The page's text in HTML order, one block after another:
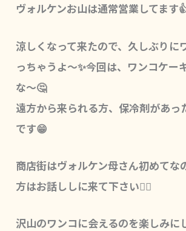
ヴォルケンお山は通常営業してます
涼しくなって来たので、久しぶりに
っちゃうよ〜✨今回は、ワンコケー
な〜🤔
遠方から来られる方、保冷剤があっ
です😁
商店街はヴォルケン母さん初めてな
方はお話ししに来て下さい🙇‍♀️
沢山のワンコに会えるのを楽しみに